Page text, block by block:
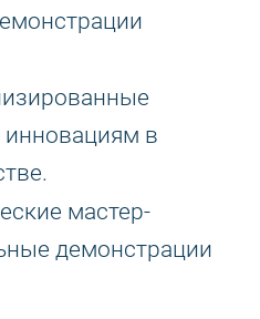
в
мастер-
демонстрации